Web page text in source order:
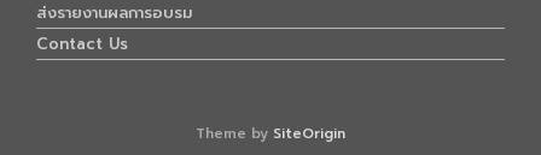
ส่งรายงานผลการอบรม
Contact Us
Theme by SiteOrigin